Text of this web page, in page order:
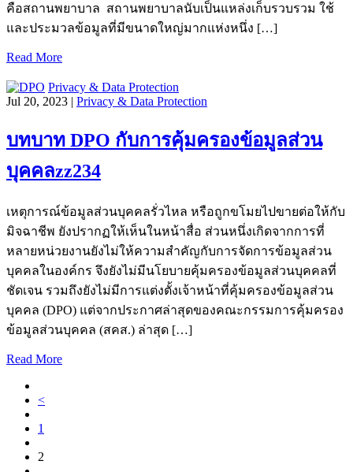
คือสถานพยาบาล สถานพยาบาลนับเป็นแหล่งเก็บรวบรวม ใช้
และประมวลข้อมูลที่มีขนาดใหญ่มากแห่งหนึ่ง […]
Read More
Privacy & Data Protection
Jul 20, 2023 | Privacy & Data Protection
บทบาท DPO กับการคุ้มครองข้อมูลส่วน
บุคคลzz234
เหตุการณ์ข้อมูลส่วนบุคคลรั่วไหล หรือถูกขโมยไปขายต่อให้กับ
มิจฉาชีพ ยังปรากฏให้เห็นในหน้าสื่อ ส่วนหนึ่งเกิดจากการที่
หลายหน่วยงานยังไม่ให้ความสำคัญกับการจัดการข้อมูลส่วน
บุคคลในองค์กร จึงยังไม่มีนโยบายคุ้มครองข้อมูลส่วนบุคคลที่
ชัดเจน รวมถึงยังไม่มีการแต่งตั้งเจ้าหน้าที่คุ้มครองข้อมูลส่วน
บุคคล (DPO) แต่จากประกาศล่าสุดของคณะกรรมการคุ้มครอง
ข้อมูลส่วนบุคคล (สคส.) ล่าสุด […]
Read More
<
1
2